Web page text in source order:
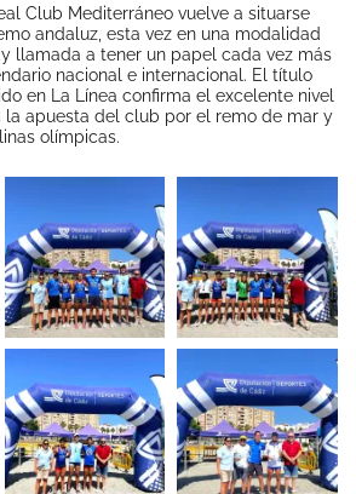
Club Mediterráneo vuelve a situarse
andaluz, esta vez en una modalidad
llamada a tener un papel cada vez más
nacional e internacional. El título
en La Línea confirma el excelente nivel
apuesta del club por el remo de mar y
olímpicas.